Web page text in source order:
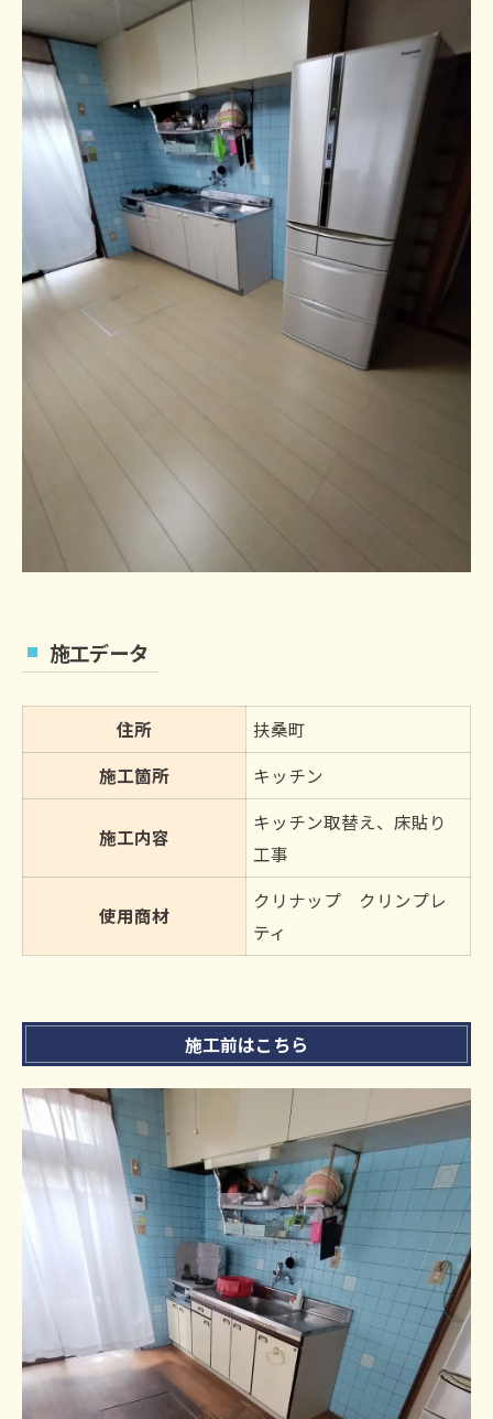
施工データ
住所
扶桑町
施工箇所
キッチン
施工内容
キッチン取替え、床貼り
工事
使用商材
クリナップ クリンプレ
ティ
施工前はこちら